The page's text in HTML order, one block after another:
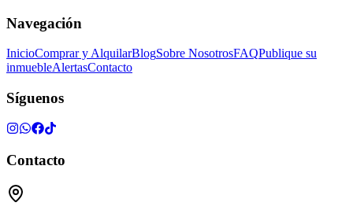
Navegación
InicioComprar y AlquilarBlogSobre NosotrosFAQPublique su
inmuebleAlertasContacto
Síguenos
Contacto